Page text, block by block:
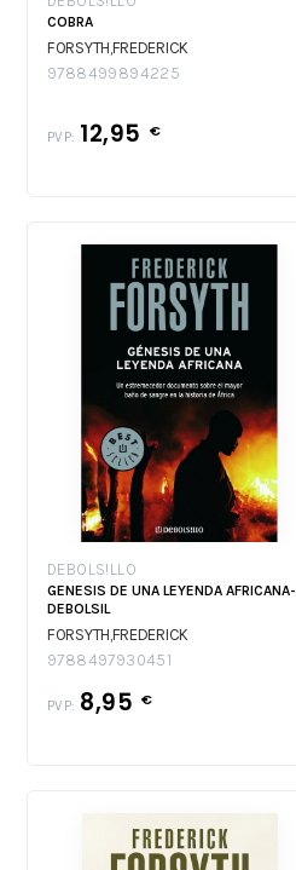
COBRA
FORSYTH,FREDERICK
9788499894225
PVP: 12,95 €
DEBOLS!LLO
GENESIS DE UNA LEYENDA AFRICANA-
DEBOLSIL
FORSYTH,FREDERICK
9788497930451
PVP: 8,95 €